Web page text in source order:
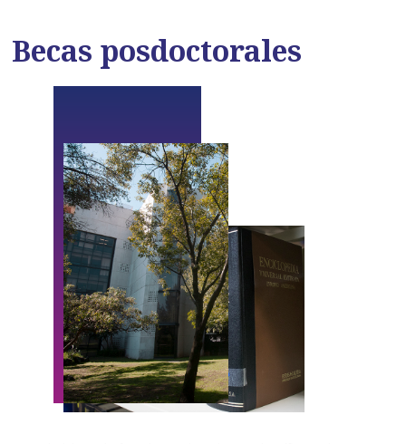
Becas posdoctorales